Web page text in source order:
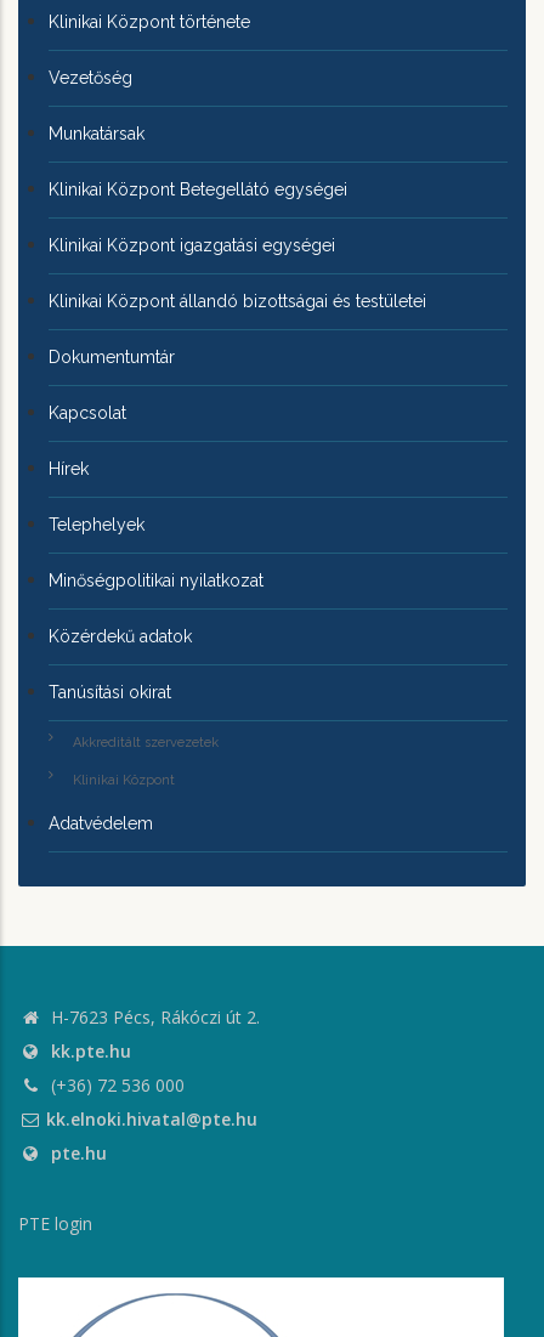
KLINIKAI
KÖZPONTRÓL
Klinikai Központ története
Vezetőség
Munkatársak
Klinikai Központ Betegellátó egységei
Klinikai Központ igazgatási egységei
Klinikai Központ állandó bizottságai és testületei
Dokumentumtár
Kapcsolat
Hírek
Telephelyek
Minőségpolitikai nyilatkozat
Közérdekű adatok
Tanúsítási okirat
Akkreditált szervezetek
Klinikai Központ
Adatvédelem
H-7623 Pécs, Rákóczi út 2.
kk.pte.hu
(+36) 72 536 000
kk.elnoki.hivatal@pte.hu
pte.hu
PTE login